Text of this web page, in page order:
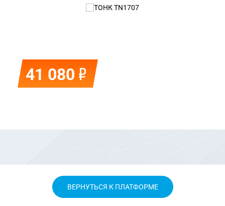
41 080 Р
ВЕРНУТЬСЯ К ПЛАТФОРМЕ